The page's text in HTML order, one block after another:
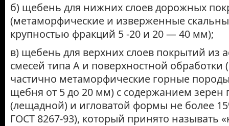
б) щебень для нижних слоев дорожных
(метаморфические и изверженные
крупностью фракций 5 -20 и 20 — 40 мм);
в) щебень для верхних слоев покрытий из
смесей типа А и поверхностной
частично метаморфические горные
щебня от 5 до 20 мм) с содержанием зерен
(лещадной) и игловатой формы не более
ГОСТ 8267-93), который принято называть